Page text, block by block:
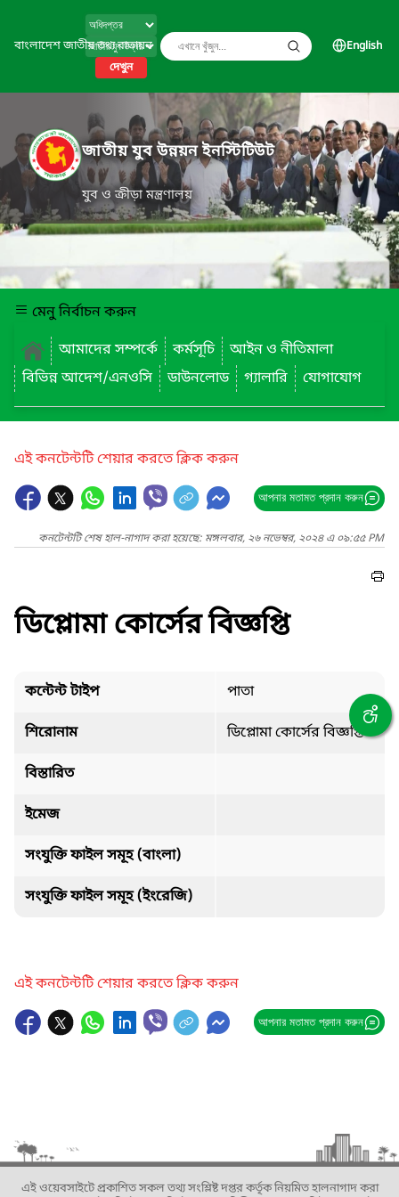
বাংলাদেশ জাতীয় তথ্য বাতায়ন
দেখুন
English
জাতীয় যুব উন্নয়ন ইনস্টিটিউট
যুব ও ক্রীড়া মন্ত্রণালয়
মেনু নির্বাচন করুন
আমাদের সম্পর্কে
কর্মসূচি
আইন ও নীতিমালা
বিভিন্ন আদেশ/এনওসি
ডাউনলোড গ্যালারি যোগাযোগ
এই কনটেন্টটি শেয়ার করতে ক্লিক করুন
আপনার মতামত প্রদান করুন
কনটেন্টটি শেষ হাল-নাগাদ করা হয়েছে: মঙ্গলবার, ২৬ নভেম্বর, ২০২৪ এ ০৯:৫৫ PM
ডিপ্লোমা কোর্সের বিজ্ঞপ্তি
কন্টেন্ট টাইপ পাতা
শিরোনাম ডিপ্লোমা কোর্সের বিজ্ঞপ্তি
বিস্তারিত
ইমেজ
সংযুক্তি ফাইল সমূহ (বাংলা)
সংযুক্তি ফাইল সমূহ (ইংরেজি)
এই কনটেন্টটি শেয়ার করতে ক্লিক করুন
আপনার মতামত প্রদান করুন
এই ওয়েবসাইটে প্রকাশিত সকল তথ্য সংশ্লিষ্ট দপ্তর কর্তৃক নিয়মিত হালনাগাদ করা